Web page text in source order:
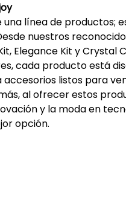
línea de productos;
nuestros
Elegance Kit y Crystal
cada producto está
accesorios listos para
al ofrecer estos
y la moda en
opción.